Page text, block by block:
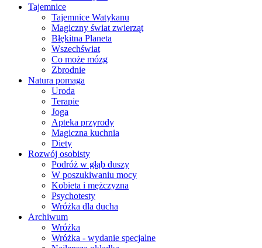
Tajemnice
Tajemnice Watykanu
Magiczny świat zwierząt
Błękitna Planeta
Wszechświat
Co może mózg
Zbrodnie
Natura pomaga
Uroda
Terapie
Joga
Apteka przyrody
Magiczna kuchnia
Diety
Rozwój osobisty
Podróż w głąb duszy
W poszukiwaniu mocy
Kobieta i mężczyzna
Psychotesty
Wróżka dla ducha
Archiwum
Wróżka
Wróżka - wydanie specjalne